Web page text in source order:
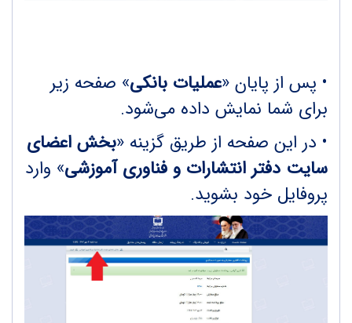
• پس از پایان «عملیات بانکی» صفحه زیر
برای شما نمایش داده می‌شود.
• در این صفحه از طریق گزینه «بخش اعضای
سایت دفتر انتشارات و فناوری آموزشی» وارد
پروفایل خود بشوید.